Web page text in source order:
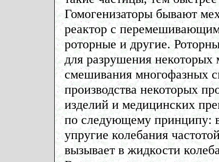
Гомогенизаторы бывают
реактор с перемешивающим
роторные и другие.
для разрушения некоторых
смешивания многофазных
производства некоторых
изделий и медицинских
по следующему принципу: в
упругие колебания
вызывает в жидкости